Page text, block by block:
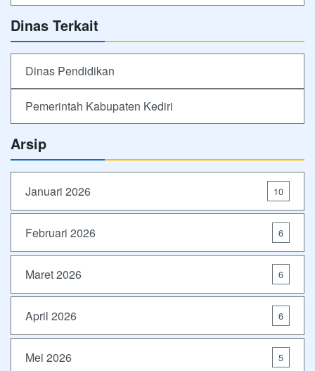
Dinas Terkait
Dinas Pendidikan
Pemerintah Kabupaten Kediri
Arsip
Januari 2026 10
Februari 2026 6
Maret 2026 6
April 2026 6
Mei 2026 5